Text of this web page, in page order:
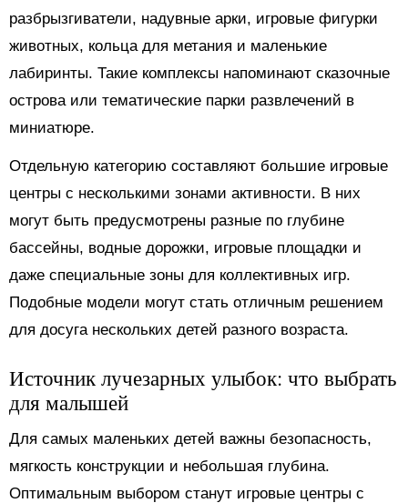
разбрызгиватели, надувные арки, игровые фигурки
животных, кольца для метания и маленькие
лабиринты. Такие комплексы напоминают сказочные
острова или тематические парки развлечений в
миниатюре.
Отдельную категорию составляют большие игровые
центры с несколькими зонами активности. В них
могут быть предусмотрены разные по глубине
бассейны, водные дорожки, игровые площадки и
даже специальные зоны для коллективных игр.
Подобные модели могут стать отличным решением
для досуга нескольких детей разного возраста.
Источник лучезарных улыбок: что выбрать
для малышей
Для самых маленьких детей важны безопасность,
мягкость конструкции и небольшая глубина.
Оптимальным выбором станут игровые центры с